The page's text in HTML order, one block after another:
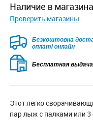
наличие в
Проверить магазины
Безкоштовна
оплаті онлайн
Бесплатная
Этот легко
пар лыж с палками или 3